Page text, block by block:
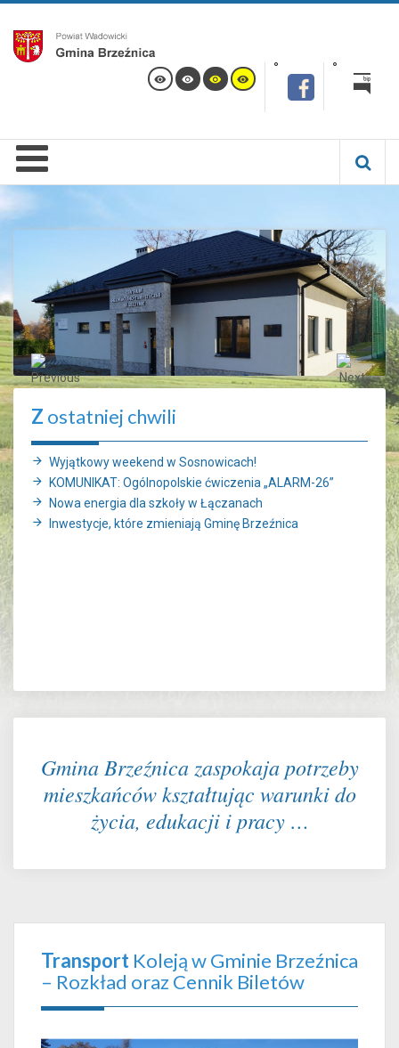
Z ostatniej chwili
Wyjątkowy weekend w Sosnowicach!
KOMUNIKAT: Ogólnopolskie ćwiczenia „ALARM-26”
Nowa energia dla szkoły w Łączanach
Inwestycje, które zmieniają Gminę Brzeźnica
Gmina Brzeźnica zaspokaja potrzeby
mieszkańców kształtując warunki do
życia, edukacji i pracy …
Transport Koleją w Gminie Brzeźnica
– Rozkład oraz Cennik Biletów